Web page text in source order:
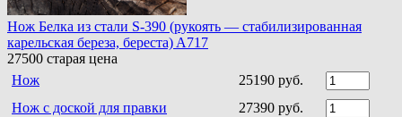
Нож Белка из стали S-390 (рукоять — стабилизированная
карельская береза, береста) A717
27500 старая цена
Нож
25190 руб.
Нож с доской для правки
27390 руб.